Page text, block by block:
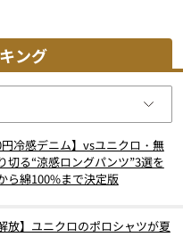
ング
円冷感デニム】vsユニクロ・無
切る“涼感ロングパンツ”3選を
ら綿100%まで決定版
放】ユニクロのポロシャツが夏